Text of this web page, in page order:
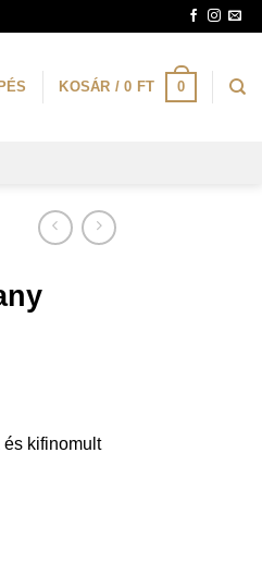
KOSÁR /0 FT 0
kifinomult